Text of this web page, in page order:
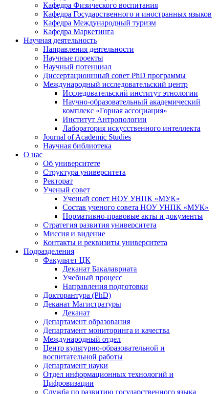
Кафедра Физического воспитания
Кафедра Государственного и иностранных языков
Кафедра Международный туризм
Кафедра Маркетинга
Научная деятельность
Направления деятельности
Научные проекты
Научный потенциал
Диссертационнный совет PhD программы
Международный исследовательский центр
Исследовательский институт этнологии
Научно-образовательный академический
комплекс «Горная ассоциация»
Институт Антропологии
Лаборатория искусственного интеллекта
Journal of Academic Studies
Научная библиотека
О нас
Об университете
Структура университета
Ректорат
Ученый совет
Ученый совет НОУ УНПК «МУК»
Состав ученого совета НОУ УНПК «МУК»
Нормативно-правовые акты и документы
Стратегия развития университета
Миссия и видение
Контакты и реквизиты университета
Подразделения
Факультет ЦК
Деканат Бакалавриата
Учебный процесс
Направления подготовки
Докторантура (PhD)
Деканат Магистратуры
Деканат
Департамент образования
Департамент мониторинга и качества
Международный отдел
Центр культурно-образовательной и
воспитательной работы
Департамент науки
Отдел информационных технологий и
Цифровизации
Служба по развитию государственного языка